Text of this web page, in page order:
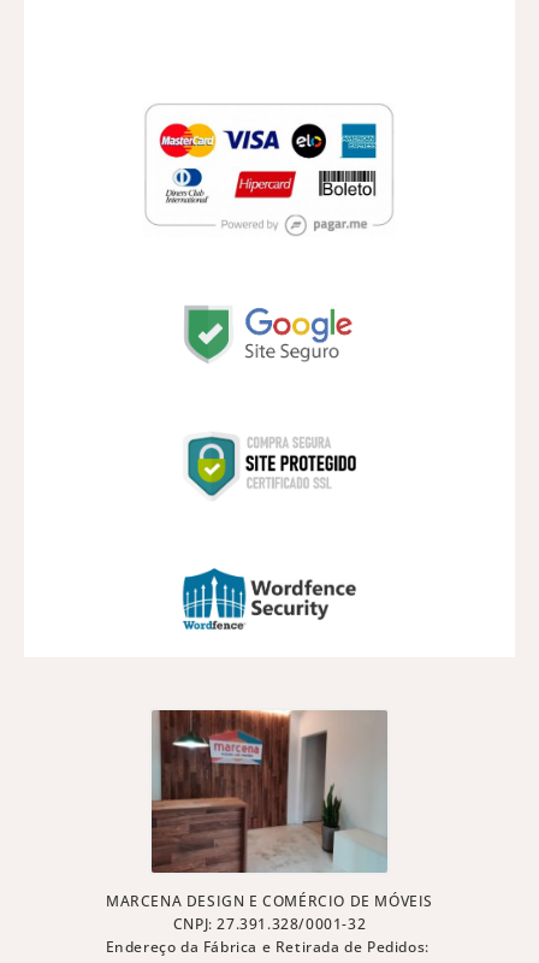
MARCENA DESIGN E COMÉRCIO DE MÓVEIS
CNPJ: 27.391.328/0001-32
Endereço da Fábrica e Retirada de Pedidos: